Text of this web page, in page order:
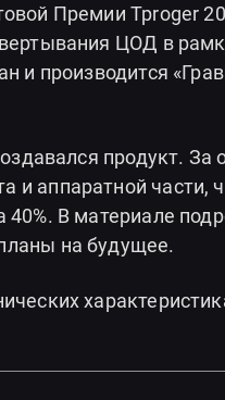
Премии Tproger
ЦОД в
и производится
продукт.
и аппаратной части,
40%. В материале
на будущее.